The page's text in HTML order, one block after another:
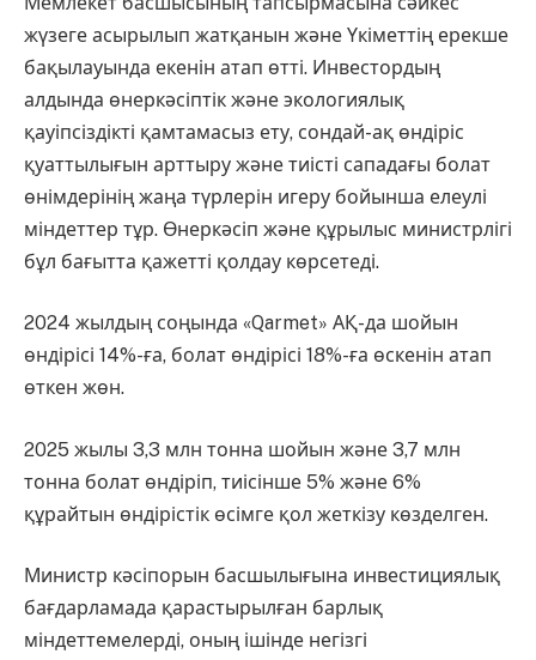
жүзеге асырылып жатқанын және Үкіметтің ерекше
бақылауында екенін атап өтті. Инвестордың
алдында өнеркәсіптік және экологиялық
қауіпсіздікті қамтамасыз ету, сондай-ақ өндіріс
қуаттылығын арттыру және тиісті сападағы болат
өнімдерінің жаңа түрлерін игеру бойынша елеулі
міндеттер тұр. Өнеркәсіп және құрылыс министрлігі
бұл бағытта қажетті қолдау көрсетеді.
2024 жылдың соңында «Qarmet» АҚ-да шойын
өндірісі 14%-ға, болат өндірісі 18%-ға өскенін атап
өткен жөн.
2025 жылы 3,3 млн тонна шойын және 3,7 млн ​​
тонна болат өндіріп, тиісінше 5% және 6%
құрайтын өндірістік өсімге қол жеткізу көзделген.
Министр кәсіпорын басшылығына инвестициялық
бағдарламада қарастырылған барлық
міндеттемелерді, оның ішінде негізгі